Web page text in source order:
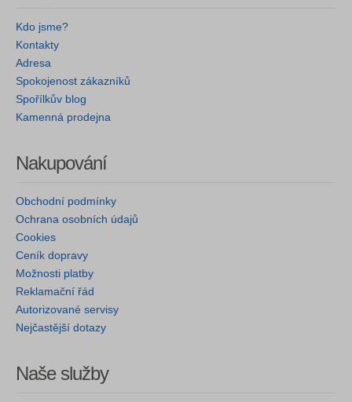
Kdo jsme?
Kontakty
Adresa
Spokojenost zákazníků
Spořílkův blog
Kamenná prodejna
Nakupování
Obchodní podmínky
Ochrana osobních údajů
Cookies
Ceník dopravy
Možnosti platby
Reklamační řád
Autorizované servisy
Nejčastější dotazy
Naše služby